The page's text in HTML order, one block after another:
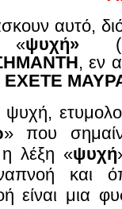
αυτό,
«ψυχή»
, εν
ΕΧΕΤΕ
» που
λέξη «ψυχή
και
είναι μια